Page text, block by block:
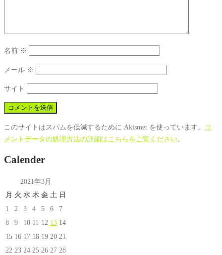
名前 ※
メール ※
サイト
このサイトはスパムを低減するために Akismet を使っています。
コ
メントデータの処理方法の詳細はこちらをご覧ください。
Calender
2021年3月
月 火 水 木 金 土 日
1
2 3 4 5 6
7
8
9 10 11 12 13 14
15 16 17 18 19 20 21
22 23 24 25 26 27 28